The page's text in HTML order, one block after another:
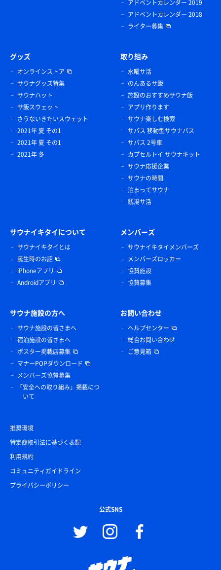
アドベントカレンダー 2019
アドベントカレンダー 2018
ライター募集
グッズ
オンラインストア
サウナグッズ特集
サウナハット
サ飯スウェット
さうないきたいスウェット
2021年 夏 その1
2021年 夏 その1
2021年 冬
取り組み
水曜サ活
のんあるサ飯
施設のおすすめサウナ飯
アプリ作ります
サウナ楽しむ検索
サバス 移動型サウナバス
サバス 2号車
カプセルトイ サウナキット
サウナ応援企業
サウナの時間
泊まってサウナ
銭湯サ活
サウナイキタイについて
サウナイキタイとは
誕生時のお話
iPhoneアプリ
Androidアプリ
メンバーズ
サウナイキタイメンバーズ
メンバーズロッカー
協賛施設
協賛募集
サウナ施設の方へ
サウナ施設の皆さまへ
宿泊施設の皆さまへ
ポスター掲載店募集
マナーPOPダウンロード
メンバーズ協賛募集
「安全への取り組み」掲載につ
いて
お問い合わせ
ヘルプセンター
総合お問い合わせ
ご意見箱
推奨環境
特定商取引法に基づく表記
利用規約
コミュニティガイドライン
プライバシーポリシー
公式SNS